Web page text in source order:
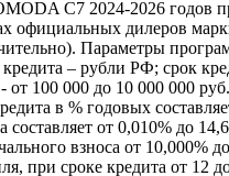
C7 2024-2026 годов
официальных дилеров
Параметры
– рубли РФ; срок
от 100 000 до 10 000 000
в % годовых
составляет от 0,010% до
взноса от 10,000%
при сроке кредита от 12